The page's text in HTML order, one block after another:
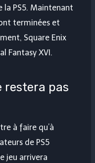
la PS5. Maintenant
terminées et
Square Enix
Fantasy XVI.
restera pas
à faire qu’à
de PS5
jeu arrivera